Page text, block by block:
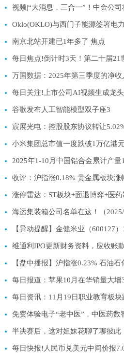
南京北站开建已1年多了 焦点
万国数据：2025年第三季度的净
每日关注!上市公司AI视频生成龙头
谷歌发布人工智能模型双子座3
宸展光电：控股股东协议转让
小米集团总市值一度跌破1万亿港
收评：沪指涨0.18% 贵金属板块涨
海运集装箱公司名单在这！（2025/
【盘中播报】沪指涨0.23% 石油
每日报道：苹果10月在华销量大增
每日资讯：11月19日职业教育板块
半决赛后，这对姐妹花聊了聊彼此
每日快报!人民币兑美元中间价报